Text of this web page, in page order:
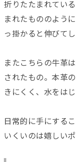
折りたたまれてい
まれたもののよう
っ掛かると伸びて
またこちらの牛革
されたもの。本革
きにくく、水をは
日常的に手にする
いくいのは嬉しいポ